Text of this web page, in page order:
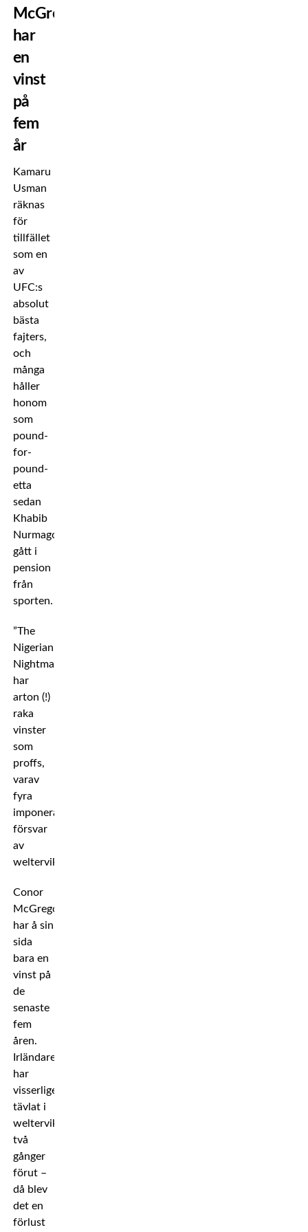
McGregor
har
en
vinst
på
fem
år
Kamaru
Usman
räknas
för
tillfället
som en
av
UFC:s
absolut
bästa
fajters,
och
många
håller
honom
som
pound-
for-
pound-
etta
sedan
Khabib
Nurmagomedov
gått i
pension
från
sporten.
”The
Nigerian
Nightmare”
har
arton (!)
raka
vinster
som
proffs,
varav
fyra
imponerande
försvar
av
welterviktstiteln.
Conor
McGregor
har å sin
sida
bara en
vinst på
de
senaste
fem
åren.
Irländaren
har
visserligen
tävlat i
weltervikt
två
gånger
förut –
då blev
det en
förlust